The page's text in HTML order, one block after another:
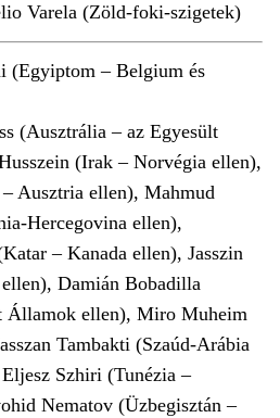
Varela (Zöld-foki-szigetek)
(Egyiptom – Belgium és
(Ausztrália – az Egyesült
(Irak – Norvégia ellen),
Ausztria ellen), Mahmud
Hercegovina ellen),
– Kanada ellen), Jasszin
Damián Bobadilla
Államok ellen), Miro Muheim
Tambakti (Szaúd-Arábia
Szhiri (Tunézia –
Nematov (Üzbegisztán –